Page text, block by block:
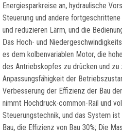
Energiesparkreise an, hydraulische
Steuerung und andere
und reduzieren Lärm, und die
Das Hoch- und
es dem kolbenvariablen Motor, die
des Antriebskopfes zu drücken und zu
Anpassungsfähigkeit der
Verbesserung der Effizienz der Bau
nimmt Hochdruck-common-Rail und
Steuerungstechnik, und das System
Bau, die Effizienz von Bau 30%; Die